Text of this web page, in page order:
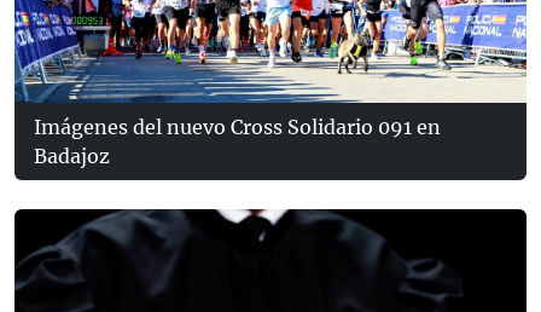
Imágenes del nuevo Cross Solidario 091 en
Badajoz